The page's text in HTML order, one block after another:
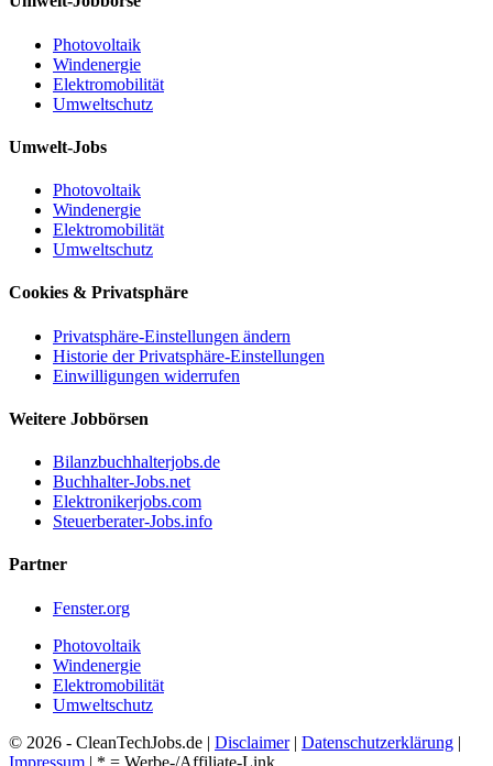
Photovoltaik
Windenergie
Elektromobilität
Umweltschutz
Umwelt-Jobs
Photovoltaik
Windenergie
Elektromobilität
Umweltschutz
Cookies & Privatsphäre
Privatsphäre-Einstellungen ändern
Historie der Privatsphäre-Einstellungen
Einwilligungen widerrufen
Weitere Jobbörsen
Bilanzbuchhalterjobs.de
Buchhalter-Jobs.net
Elektronikerjobs.com
Steuerberater-Jobs.info
Partner
Fenster.org
Photovoltaik
Windenergie
Elektromobilität
Umweltschutz
© 2026 - CleanTechJobs.de | Disclaimer| Datenschutzerklärung |
Impressum | * = Werbe-/Affiliate-Link